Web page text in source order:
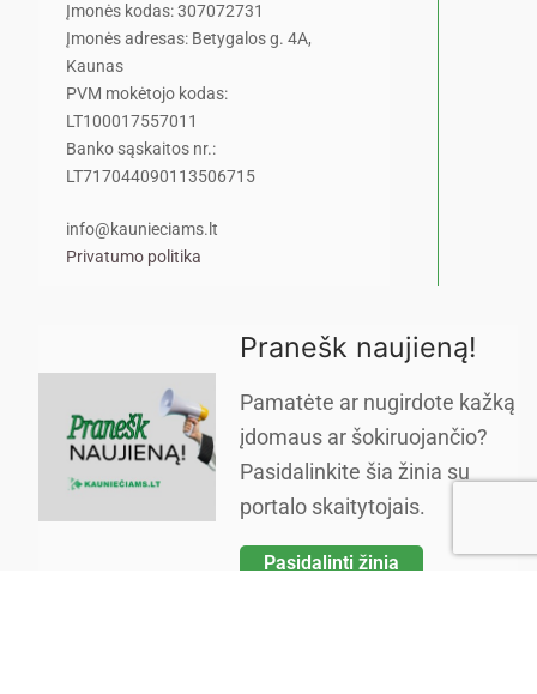
Įmonės kodas: 307072731
Įmonės adresas: Betygalos g. 4A,
Kaunas
PVM mokėtojo kodas:
LT100017557011
Banko sąskaitos nr.:
LT717044090113506715
info@kaunieciams.lt
Privatumo politika
Pranešk naujieną!
Pamatėte ar nugirdote kažką
įdomaus ar šokiruojančio?
Pasidalinkite šia žinia su
portalo skaitytojais.
Pasidalinti žinia